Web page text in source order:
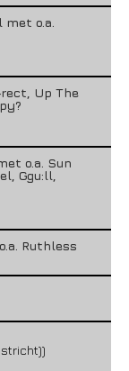
o.a.
Up The
o.a. Sun
Ggu:ll,
Ruthless